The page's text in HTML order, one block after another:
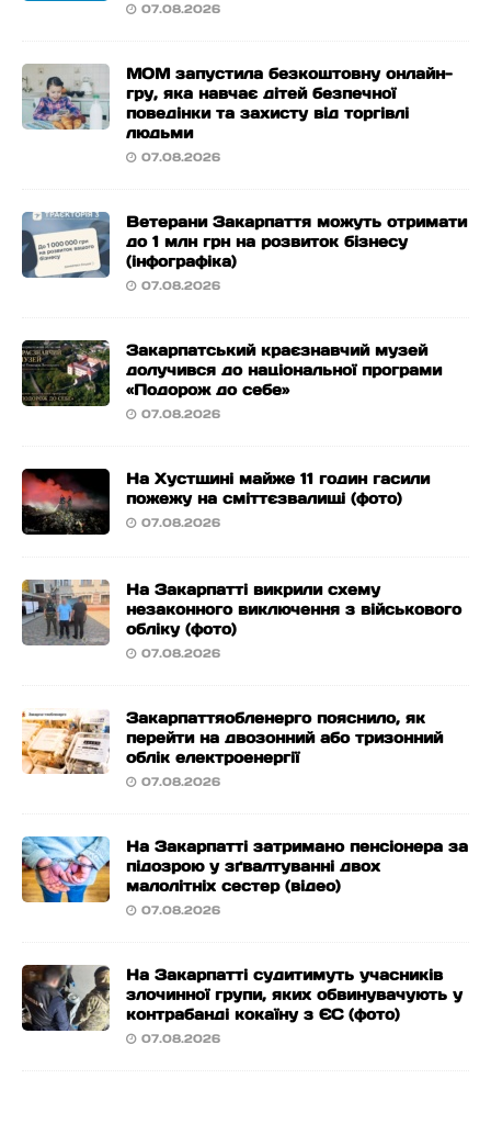
07.08.2026
МОМ запустила безкоштовну онлайн-
гру, яка навчає дітей безпечної
поведінки та захисту від торгівлі
людьми
07.08.2026
Ветерани Закарпаття можуть отримати
до 1 млн грн на розвиток бізнесу
(інфографіка)
07.08.2026
Закарпатський краєзнавчий музей
долучився до національної програми
«Подорож до себе»
07.08.2026
На Хустщині майже 11 годин гасили
пожежу на сміттєзвалищі (фото)
07.08.2026
На Закарпатті викрили схему
незаконного виключення з військового
обліку (фото)
07.08.2026
Закарпаттяобленерго пояснило, як
перейти на двозонний або тризонний
облік електроенергії
07.08.2026
На Закарпатті затримано пенсіонера за
підозрою у зґвалтуванні двох
малолітніх сестер (відео)
07.08.2026
На Закарпатті судитимуть учасників
злочинної групи, яких обвинувачують у
контрабанді кокаїну з ЄС (фото)
07.08.2026